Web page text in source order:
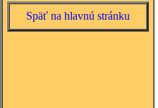
Späť na hlavnú stránku